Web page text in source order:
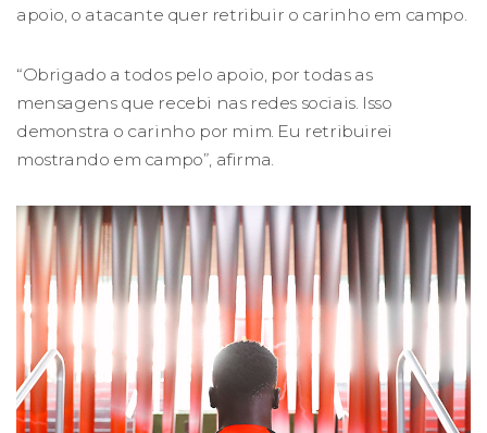
apoio, o atacante quer retribuir o carinho em campo.
“Obrigado a todos pelo apoio, por todas as
mensagens que recebi nas redes sociais. Isso
demonstra o carinho por mim. Eu retribuirei
mostrando em campo”, afirma.